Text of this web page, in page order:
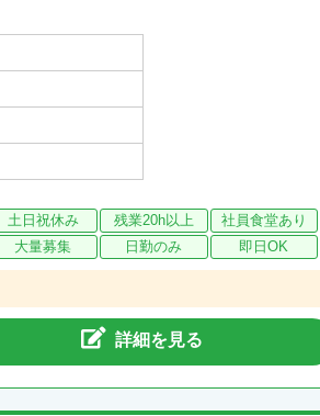
土日祝休み 残業20h以上
社員食堂あり
大量募集 日勤のみ 即日OK
詳細を見る